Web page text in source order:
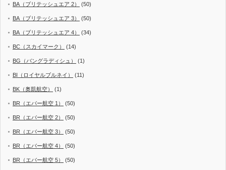
BA（ブリテッシュエア 2） (50)
BA（ブリテッシュエア 3） (50)
BA（ブリテッシュエア 4） (34)
BC（スカイマーク） (14)
BG（バングラディシュ） (1)
BI（ロイヤルブルネイ） (11)
BK（奥凱航空） (1)
BR（エバー航空 1） (50)
BR（エバー航空 2） (50)
BR（エバー航空 3） (50)
BR（エバー航空 4） (50)
BR（エバー航空 5） (50)